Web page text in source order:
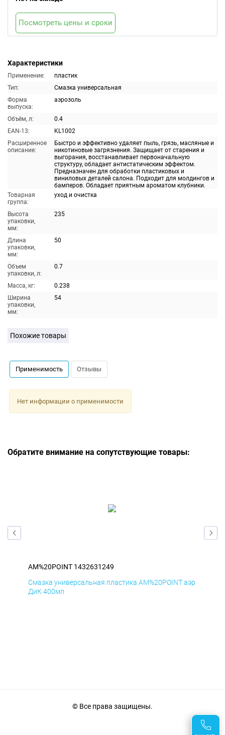
Характеристики
Применение:
пластик
Тип:
Смазка универсальная
Форма
выпуска:
аэрозоль
Объём, л:
0.4
EAN-13:
KL1002
Расширенное
описание:
Быстро и эффективно удаляет пыль, грязь, масляные и
никотиновые загрязнения. Защищает от старения и
выгорания, восстанавливает первоначальную
структуру, обладает антистатическим эффектом.
Предназначен для обработки пластиковых и
виниловых деталей салона. Подходит для молдингов и
бамперов. Обладает приятным ароматом клубники.
Товарная
группа:
уход и очистка
Высота
упаковки,
мм:
235
Длина
упаковки,
мм:
50
Объем
упаковки, л:
0.7
Масса, кг:
0.238
Ширина
упаковки,
мм:
54
Посмотреть цены и сроки
Похожие товары
Применимость Отзывы
Нет информации о применимости
Обратите внимание на сопутствующие товары:
AM%20POINT 1432631249
Смазка универсальная пластика AM%20POINT аэр
ДиК 400мл
© Все права защищены.